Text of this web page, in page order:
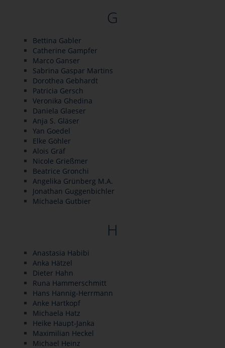
G
Bettina Gabler
Catherine Gampfer
Marco Ganser
Sabrina Gaspar Martins
Dorothea Gebhardt
Patricia Gersch
Veronika Ghedina
Daniela Glaeser
Anja S. Gläser
Yan Goedel
Elke Göhler
Alois Gräf
Nicole Grießmer
Beatrice Gronchi
Angelika Grünberg M.A.
Jonathan Guggenbichler
Michaela Gutbier
H
Anastasia Habibi
Anka Hätzel
Dieter Hahn
Runa Hammerschmitt
Hans Hannig-Herrmann
Anke Hartkopf
Michaela Hatz
Heike Haupt-Janka
Maximilian Heckel
Michael Heinz